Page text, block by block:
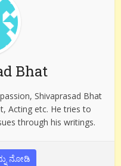
Bhat
Shivaprasad Bhat
Acting etc. He tries to
through his writings.
ನೋಡಿ